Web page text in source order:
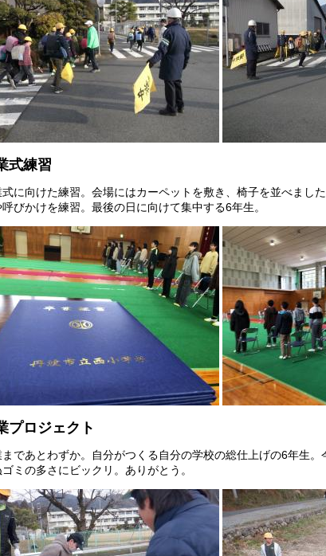
式練習
式に向けた練習。会場にはカーペットを敷き、椅子を並べまし
びかけを練習。最後の日に向けて集中する6年生。
プロジェクト
まであとわずか。自分がつくる自分の学校の総仕上げの6年生
ゴミの多さにビックリ。ありがとう。